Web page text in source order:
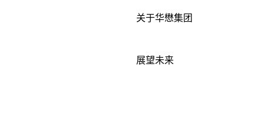
关于华懋集团
展望未来